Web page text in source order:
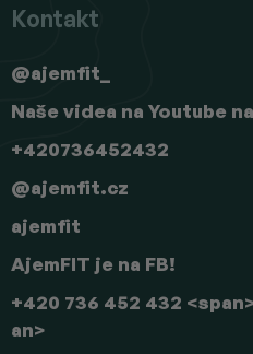
Kontakt
+420 736 452 432
an>
AjemFIT je na FB!
ajemfit
@ajemfit.cz
+420736452432
Naše videa na Youtube
@ajemfit_